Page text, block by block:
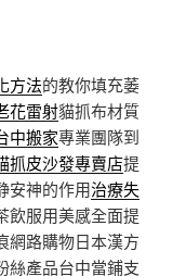
方法的教你填充萎
花雷射貓抓布材質
中搬家專業團隊到
抓皮沙發專賣店提
安神的作用治療失
飲服用美感全面提
網路購物日本漢方
絲產品台中當鋪支